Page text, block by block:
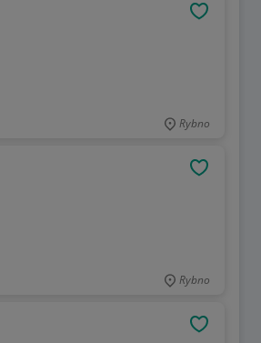
Rybno
Rybno